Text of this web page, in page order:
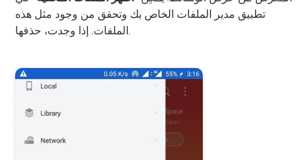
تطبيق مدير الملفات الخاص بك وتحقق من وجود مثل هذه
الملفات. إذا وجدت، حذفها.